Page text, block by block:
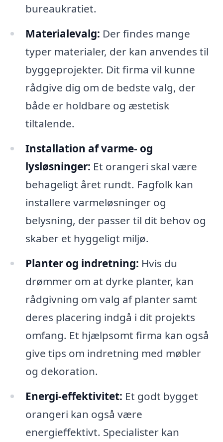
bureaukratiet.
Materialevalg: Der findes mange
typer materialer, der kan anvendes til
byggeprojekter. Dit firma vil kunne
rådgive dig om de bedste valg, der
både er holdbare og æstetisk
tiltalende.
Installation af varme- og
lysløsninger: Et orangeri skal være
behageligt året rundt. Fagfolk kan
installere varmeløsninger og
belysning, der passer til dit behov og
skaber et hyggeligt miljø.
Planter og indretning: Hvis du
drømmer om at dyrke planter, kan
rådgivning om valg af planter samt
deres placering indgå i dit projekts
omfang. Et hjælpsomt firma kan også
give tips om indretning med møbler
og dekoration.
Energi-effektivitet: Et godt bygget
orangeri kan også være
energieffektivt. Specialister kan